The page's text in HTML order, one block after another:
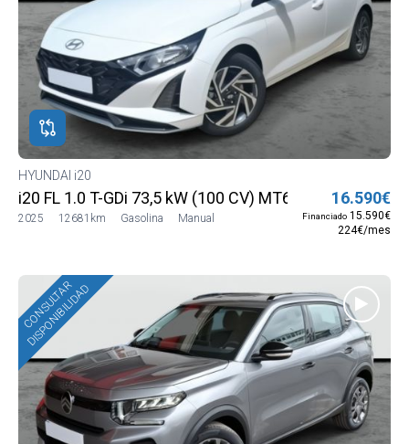
HYUNDAI i20
i20 FL 1.0 T-GDi 73,5 kW (100 CV) MT6 2WD Smart
2025 12681km Gasolina Manual
16.590€
Financiado 15.590€
224€/mes
CONSULTAR
DISPONIBILIDAD